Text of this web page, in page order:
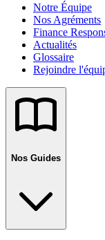
Notre Équipe
Nos Agréments
Finance
Actualités
Glossaire
Rejoindre
Nos Guides